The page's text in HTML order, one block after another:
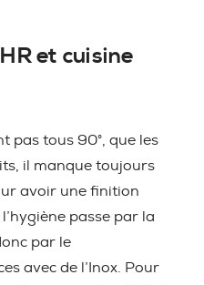
et cuisine
pas tous 90°, que les
il manque toujours
avoir une finition
passe par la
par le
avec de l’Inox. Pour